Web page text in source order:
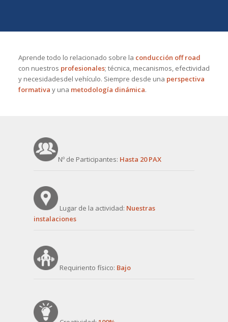
Aprende todo lo relacionado sobre la conducción off road
con nuestros profesionales; técnica, mecanismos, efectividad
y necesidadesdel vehículo. Siempre desde una perspectiva
formativa y una metodología dinámica.
Nº de Participantes: Hasta 20 PAX
Lugar de la actividad: Nuestras
instalaciones
Requiriento físico: Bajo